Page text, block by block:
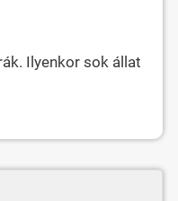
Ilyenkor sok állat